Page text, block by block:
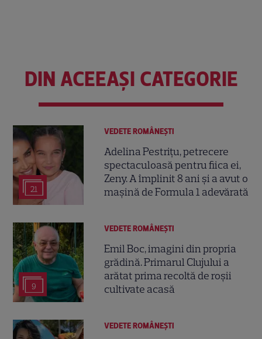
DIN ACEEAȘI CATEGORIE
21
VEDETE ROMÂNEŞTI
Adelina Pestrițu, petrecere
spectaculoasă pentru fiica ei,
Zeny. A împlinit 8 ani și a avut o
mașină de Formula 1 adevărată
9
VEDETE ROMÂNEŞTI
Emil Boc, imagini din propria
grădină. Primarul Clujului a
arătat prima recoltă de roșii
cultivate acasă
VEDETE ROMÂNEŞTI